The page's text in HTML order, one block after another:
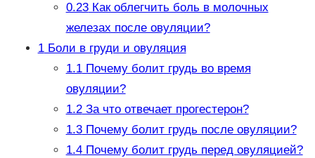
0.23Как облегчить боль в молочных
железах после овуляции?
1Боли в груди и овуляция
1.1Почему болит грудь во время
овуляции?
1.2За что отвечает прогестерон?
1.3Почему болит грудь после овуляции?
1.4Почему болит грудь перед овуляцией?